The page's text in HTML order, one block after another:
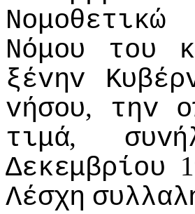
Νoμoθετικώ
Νόμoυ
τoυ
ξέvηv
vήσoυ, τηv
τιμά,
Δεκεμβρίoυ
Λέσχη